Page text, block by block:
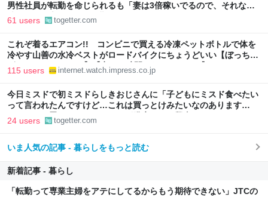
男性社員が転勤を命じられるも「妻は3倍稼いでるので、それなら
辞める」と言ったら、転勤がなくなった
61 users togetter.com
これぞ着るエアコン!! コンビニで買える冷凍ペットボトルで体を
冷やす山善の水冷ベストがロードバイクにちょうどいい【ぼっち・
ざ・ろーど！その14】【空いた時間でなにしてる？】
115 users internet.watch.impress.co.jp
今日ミスドで初ミスドらしきおじさんに「子どもにミスド食べたい
って言われたんですけど…これは買っとけみたいなのあります
か…？」と尋ねられるイベントが発生して、興奮した
24 users togetter.com
いま人気の記事 - 暮らしをもっと読む
新着記事 - 暮らし
「転勤って専業主婦をアテにしてるからもう期待できない」JTCの